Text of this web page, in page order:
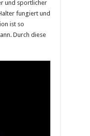
und sportlicher
fungiert und
ist so
Durch diese